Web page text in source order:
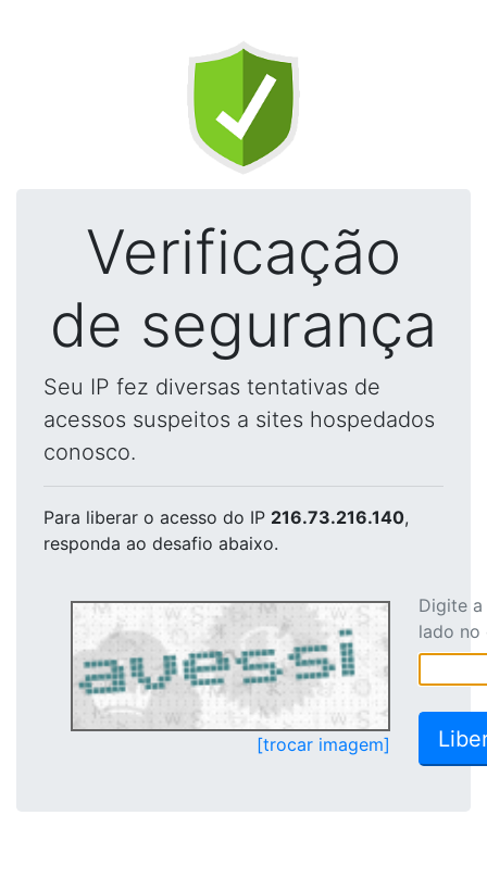
Verificação
de segurança
Seu IP fez diversas tentativas de
acessos suspeitos a sites hospedados
conosco.
Para liberar o acesso do IP 216.73.216.140,
responda ao desafio abaixo.
[trocar imagem]
Digite
lado no